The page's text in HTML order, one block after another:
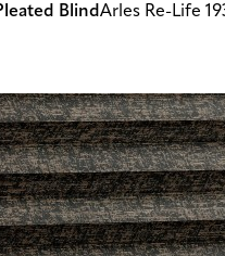
BlindArles Re-Life